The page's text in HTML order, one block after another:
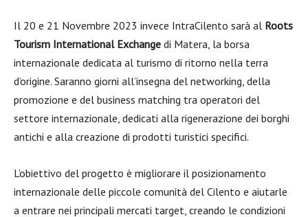
Il 20 e 21 Novembre 2023 invece IntraCilento sarà al Roots
Tourism International Exchange di Matera, la borsa
internazionale dedicata al turismo di ritorno nella terra
d’origine. Saranno giorni all’insegna del networking, della
promozione e del business matching tra operatori del
settore internazionale, dedicati alla rigenerazione dei borghi
antichi e alla creazione di prodotti turistici specifici.
L’obiettivo del progetto è migliorare il posizionamento
internazionale delle piccole comunità del Cilento e aiutarle
a entrare nei principali mercati target, creando le condizioni